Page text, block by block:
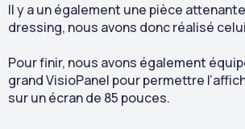
Il y a un également une pièce
dressing, nous avons donc réalisé
Pour finir, nous avons également
grand VisioPanel pour permettre
sur un écran de 85 pouces.